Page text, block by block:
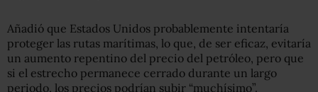
Añadió que Estados Unidos probablemente intentaría
proteger las rutas marítimas, lo que, de ser eficaz, evitaría
un aumento repentino del precio del petróleo, pero que
si el estrecho permanece cerrado durante un largo
periodo, los precios podrían subir “muchísimo”.